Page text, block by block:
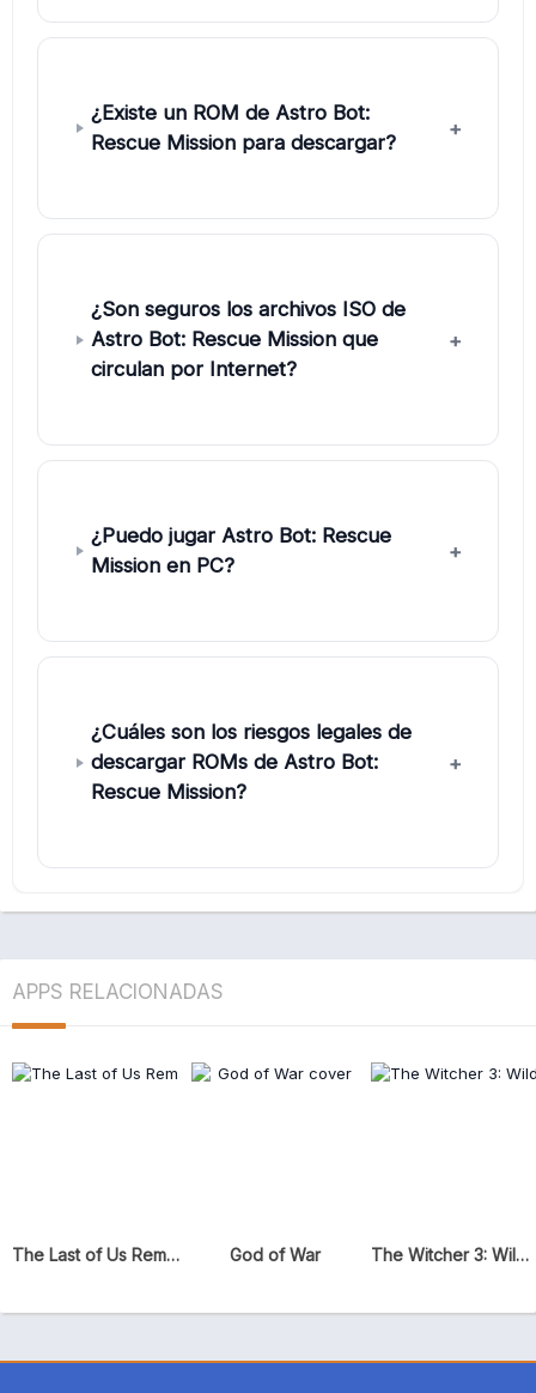
¿Existe un ROM de Astro Bot:
Rescue Mission para descargar?
¿Son seguros los archivos ISO de
Astro Bot: Rescue Mission que
circulan por Internet?
¿Puedo jugar Astro Bot: Rescue
Mission en PC?
¿Cuáles son los riesgos legales de
descargar ROMs de Astro Bot:
Rescue Mission?
APPS RELACIONADAS
The Last of Us Remastered God of War The Witcher 3: Wild Hunt